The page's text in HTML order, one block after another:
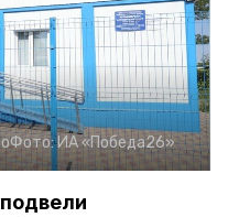
Фото:ИА «Победа26»